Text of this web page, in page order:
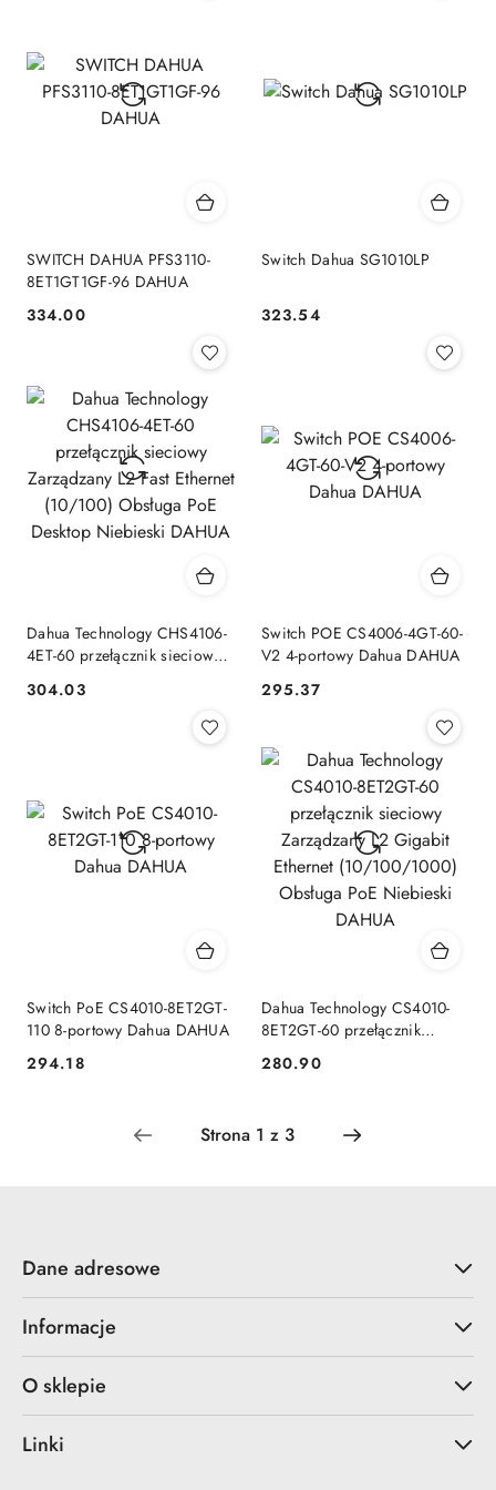
SWITCH DAHUA PFS3110-
8ET1GT1GF-96 DAHUA
Cena:
334.00
Switch Dahua SG1010LP
Cena:
323.54
Dahua Technology CHS4106-
4ET-60 przełącznik sieciowy
(10/100) Obsługa PoE
Desktop Niebieski DAHUA
Cena:
304.03
Switch POE CS4006-4GT-60-
V2 4-portowy Dahua DAHUA
Cena:
295.37
Switch PoE CS4010-8ET2GT-
110 8-portowy Dahua DAHUA
Cena:
294.18
Dahua Technology CS4010-
8ET2GT-60 przełącznik
Gigabit Ethernet
Cena:
280.90
Dane adresowe
Informacje
O sklepie
Linki